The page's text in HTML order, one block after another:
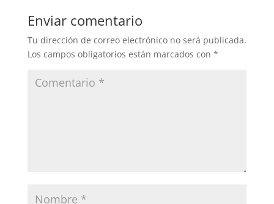
Enviar comentario
Tu dirección de correo electrónico no será publicada.
Los campos obligatorios están marcados con *